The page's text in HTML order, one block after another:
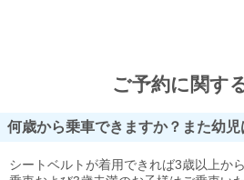
ご予約に関す
何歳から乗車できますか？また幼
シートベルトが着用できれば3歳以上か